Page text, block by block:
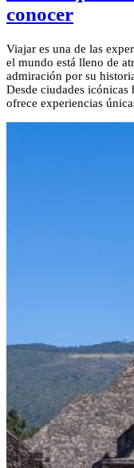
conocer
Viajar es una de las
el mundo está lleno de
admiración por su
Desde ciudades icónicas
ofrece experiencias